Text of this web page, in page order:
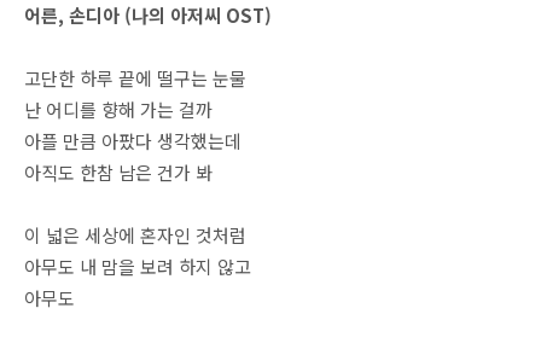
어른, 손디아 (나의 아저씨 OST)
고단한 하루 끝에 떨구는 눈물
난 어디를 향해 가는 걸까
아플 만큼 아팠다 생각했는데
아직도 한참 남은 건가 봐
이 넓은 세상에 혼자인 것처럼
아무도 내 맘을 보려 하지 않고
아무도